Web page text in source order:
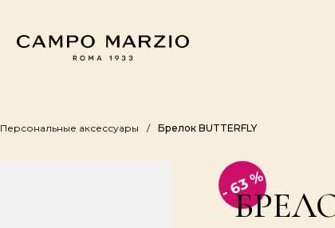
Персональные аксессуары Брелок BUTTERFLY
- 63 %